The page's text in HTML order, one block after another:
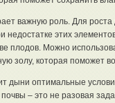
важную роль. Для
этих
плодов. Можно
золу, которая поможет
дыни оптимальные
– это не разовая